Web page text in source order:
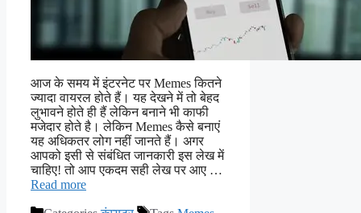
आज के समय में इंटरनेट पर Memes कितने
ज्यादा वायरल होते हैं। यह देखने में तो बेहद
लुभावने होते ही हैं लेकिन बनाने भी काफी
मजेदार होते है। लेकिन Memes कैसे बनाएं
यह अधिकतर लोग नहीं जानते हैं। अगर
आपको इसी से संबंधित जानकारी इस लेख में
चाहिए! तो आप एकदम सही लेख पर आए …
Read more